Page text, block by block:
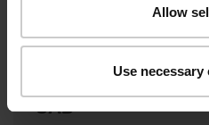
Allow
Use
Betriebsanleitung
CAD